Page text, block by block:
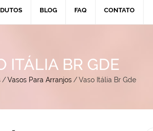
BLOG FAQ CONTATO
ITÁLIA BR GDE
/Vasos Para Arranjos /Vaso Itália Br Gde